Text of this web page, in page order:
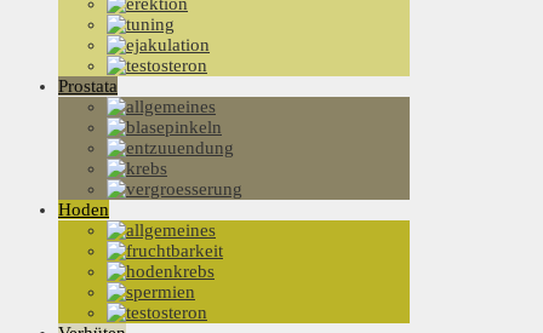
Prostata
Hoden